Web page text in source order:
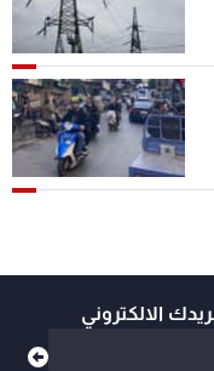
الالكتروني